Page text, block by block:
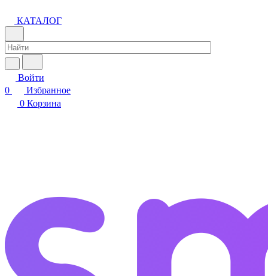
КАТАЛОГ
Войти
0
Избранное
0 Корзина